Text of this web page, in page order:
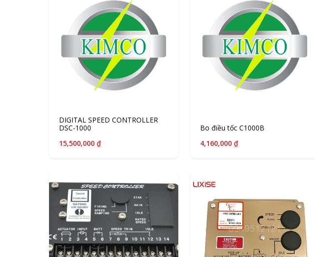
DIGITAL SPEED CONTROLLER
DSC-1000
15,500,000 ₫
Bo điều tốc C1000B
4,160,000 ₫